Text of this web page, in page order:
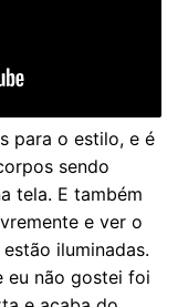
para o estilo, e é
sendo
tela. E também
e ver o
iluminadas.
eu não gostei foi